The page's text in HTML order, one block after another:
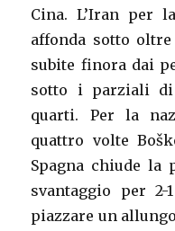
Cina. L’Iran per
affonda sotto
subite finora dai
sotto i parziali
quarti. Per la
quattro volte
Spagna chiude
svantaggio per
piazzare un